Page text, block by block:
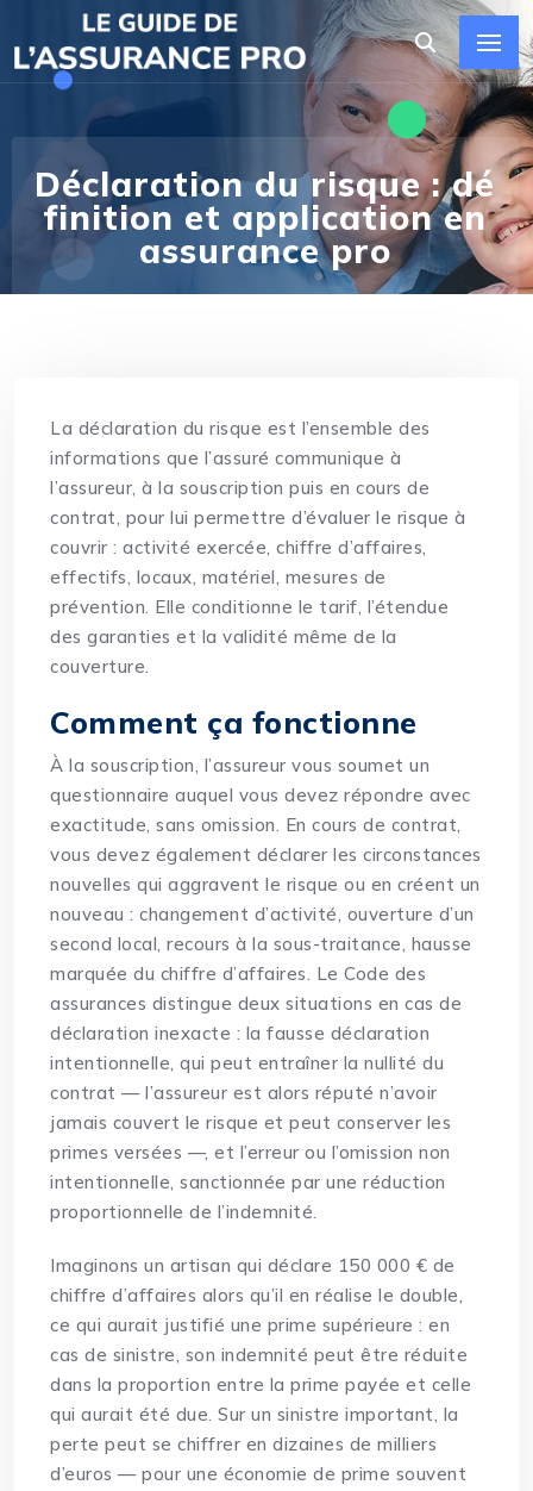
Déclaration du risque : dé
finition et application en
assurance pro
La déclaration du risque est l’ensemble des
informations que l’assuré communique à
l’assureur, à la souscription puis en cours de
contrat, pour lui permettre d’évaluer le risque à
couvrir : activité exercée, chiffre d’affaires,
effectifs, locaux, matériel, mesures de
prévention. Elle conditionne le tarif, l’étendue
des garanties et la validité même de la
couverture.
Comment ça fonctionne
À la souscription, l’assureur vous soumet un
questionnaire auquel vous devez répondre avec
exactitude, sans omission. En cours de contrat,
vous devez également déclarer les circonstances
nouvelles qui aggravent le risque ou en créent un
nouveau : changement d’activité, ouverture d’un
second local, recours à la sous-traitance, hausse
marquée du chiffre d’affaires. Le Code des
assurances distingue deux situations en cas de
déclaration inexacte : la fausse déclaration
intentionnelle, qui peut entraîner la nullité du
contrat — l’assureur est alors réputé n’avoir
jamais couvert le risque et peut conserver les
primes versées —, et l’erreur ou l’omission non
intentionnelle, sanctionnée par une réduction
proportionnelle de l’indemnité.
Imaginons un artisan qui déclare 150 000 € de
chiffre d’affaires alors qu’il en réalise le double,
ce qui aurait justifié une prime supérieure : en
cas de sinistre, son indemnité peut être réduite
dans la proportion entre la prime payée et celle
qui aurait été due. Sur un sinistre important, la
perte peut se chiffrer en dizaines de milliers
d’euros — pour une économie de prime souvent